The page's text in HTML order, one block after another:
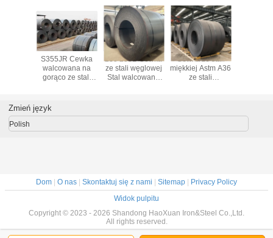
na
S355JR Cewka
walcowana na
gorąco ze stali
mm-1250 mm
Cewka z blachy
235 235B Cewka
ze stali węglowej
Stal walcowana
Cewka ze stali
miękkiej Astm A36
ze stali
Zmień język
Polish
Dom | O nas | Skontaktuj się z nami | Sitemap | Privacy Policy
Widok pulpitu
Copyright © 2023 - 2026 Shandong HaoXuan Iron&Steel Co.,Ltd.
All rights reserved.